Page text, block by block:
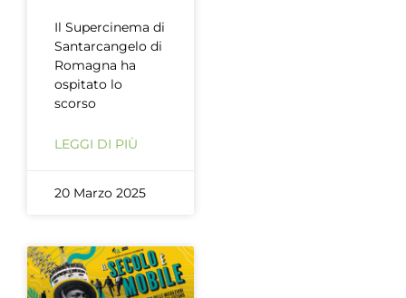
Il Supercinema di
Santarcangelo di
Romagna ha
ospitato lo
scorso
LEGGI DI PIÙ
20 Marzo 2025